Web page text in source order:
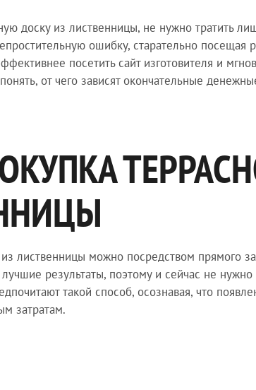
доску из лиственницы, не нужно тратить
ошибку, старательно посещая
посетить сайт изготовителя и
от чего зависят окончательные
лиственницы можно посредством прямого
результаты, поэтому и сейчас не нужно
такой способ, осознавая, что
затратам.